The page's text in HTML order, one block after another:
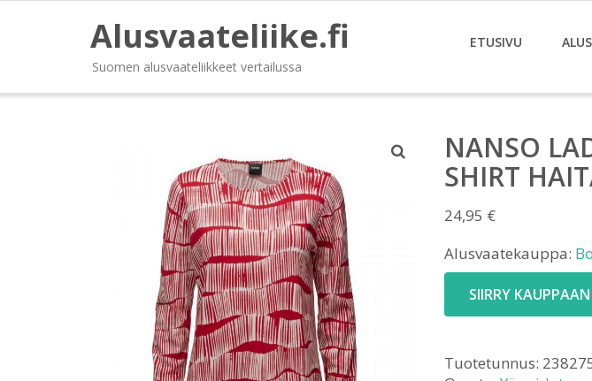
Alusvaateliike.fi
Suomen alusvaateliikkeet vertailussa
ETUSIVU
NANSO
SHIRT
24,95 €
Alusvaatekauppa:
SIIRRY
Tuotetunnus: